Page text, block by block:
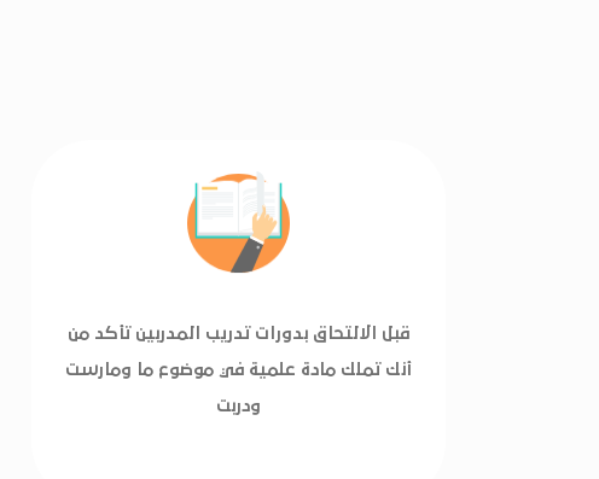
قبل الالتحاق بدورات تدريب المدربين تأكد من
أنك تملك مادة علمية في موضوع ما ومارست
ودربت